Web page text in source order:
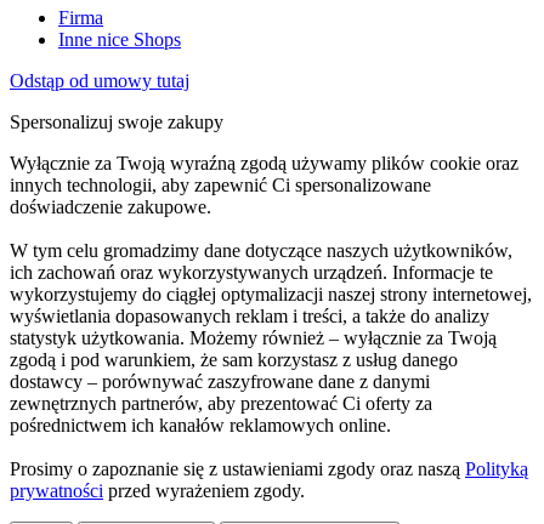
Firma
Inne nice Shops
Odstąp od umowy tutaj
Spersonalizuj swoje zakupy
Wyłącznie za Twoją wyraźną zgodą używamy plików cookie oraz
innych technologii, aby zapewnić Ci spersonalizowane
doświadczenie zakupowe.
W tym celu gromadzimy dane dotyczące naszych użytkowników,
ich zachowań oraz wykorzystywanych urządzeń. Informacje te
wykorzystujemy do ciągłej optymalizacji naszej strony internetowej,
wyświetlania dopasowanych reklam i treści, a także do analizy
statystyk użytkowania. Możemy również – wyłącznie za Twoją
zgodą i pod warunkiem, że sam korzystasz z usług danego
dostawcy – porównywać zaszyfrowane dane z danymi
zewnętrznych partnerów, aby prezentować Ci oferty za
pośrednictwem ich kanałów reklamowych online.
Prosimy o zapoznanie się z ustawieniami zgody oraz naszą Polityką
prywatności przed wyrażeniem zgody.